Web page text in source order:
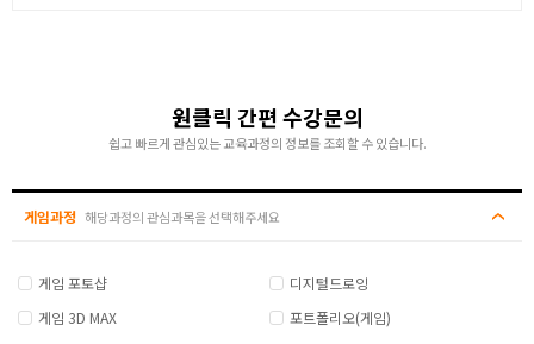
원클릭 간편 수강문의
쉽고 빠르게 관심있는 교육과정의 정보를 조회할 수 있습니다.
게임과정 해당과정의 관심과목을 선택해주세요
게임 포토샵
디지털드로잉
게임 3D MAX
포트폴리오(게임)